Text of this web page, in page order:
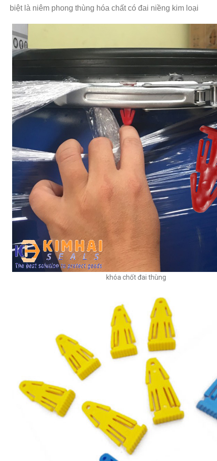
biệt là niêm phong thùng hóa chất có đai niềng kim loại
khóa chốt đai thùng